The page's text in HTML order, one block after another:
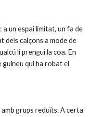
a un espai limitat, un fa de
dels calçons a mode de
li prengui la coa. En
qui ha robat el
amb grups reduïts. A certa